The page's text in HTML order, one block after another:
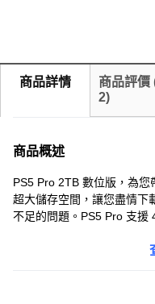
商品詳情 商品評價
2)
商品概述
PS5 Pro 2TB 數位版，為
超大儲存空間，讓您盡情下
不足的問題。PS5 Pro 支援
外，它還具備光線追蹤技術